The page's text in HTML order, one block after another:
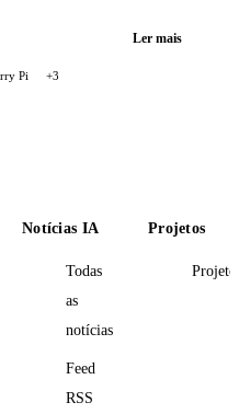
Ler mais
Pi +3
Notícias IA
Todas
as
notícias
Feed
RSS
Projetos